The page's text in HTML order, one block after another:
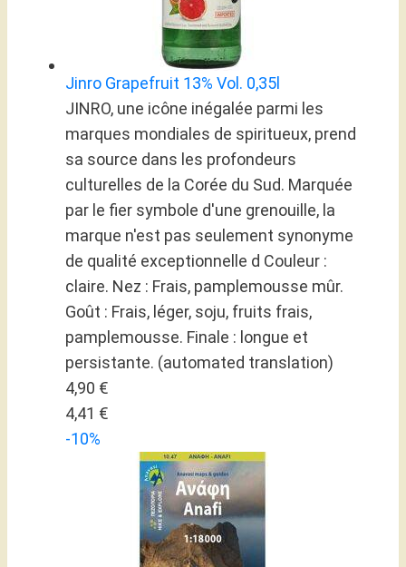
Jinro Grapefruit 13% Vol. 0,35l
JINRO, une icône inégalée parmi les
marques mondiales de spiritueux, prend
sa source dans les profondeurs
culturelles de la Corée du Sud. Marquée
par le fier symbole d'une grenouille, la
marque n'est pas seulement synonyme
de qualité exceptionnelle d Couleur :
claire. Nez : Frais, pamplemousse mûr.
Goût : Frais, léger, soju, fruits frais,
pamplemousse. Finale : longue et
persistante. (automated translation)
4,90 €
4,41 €
-10%